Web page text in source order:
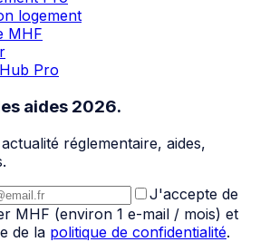
logement
MHF
Hub Pro
aides 2026.
réglementaire, aides,
J'accepte de
MHF (environ 1 e-mail / mois) et
de la politique de confidentialité.